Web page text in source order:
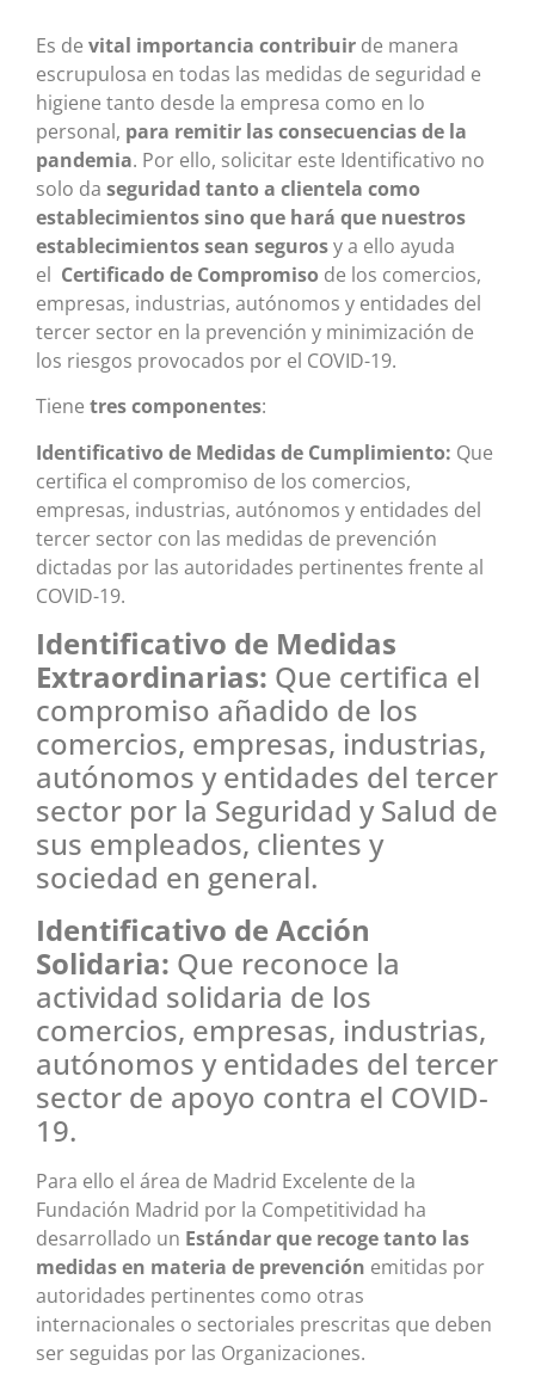
Es de vital importancia contribuir de manera
escrupulosa en todas las medidas de seguridad e
higiene tanto desde la empresa como en lo
personal, para remitir las consecuencias de la
pandemia. Por ello, solicitar este Identificativo no
solo da seguridad tanto a clientela como
establecimientos sino que hará que nuestros
establecimientos sean segurosy a ello ayuda
el Certificado de Compromiso de los comercios,
empresas, industrias, autónomos y entidades del
tercer sector en la prevención y minimización de
los riesgos provocados por el COVID-19.
Tiene tres componentes:
Identificativo de Medidas de Cumplimiento: Que
certifica el compromiso de los comercios,
empresas, industrias, autónomos y entidades del
tercer sector con las medidas de prevención
dictadas por las autoridades pertinentes frente al
COVID-19.
Identificativo de Medidas
Extraordinarias: Que certifica el
compromiso añadido de los
comercios, empresas, industrias,
autónomos y entidades del tercer
sector por la Seguridad y Salud de
sus empleados, clientes y
sociedad en general.
Identificativo de Acción
Solidaria: Que reconoce la
actividad solidaria de los
comercios, empresas, industrias,
autónomos y entidades del tercer
sector de apoyo contra el COVID-
19.
Para ello el área de Madrid Excelente de la
Fundación Madrid por la Competitividad ha
desarrollado un Estándar que recoge tanto las
medidas en materia de prevención emitidas por
autoridades pertinentes como otras
internacionales o sectoriales prescritas que deben
ser seguidas por las Organizaciones.